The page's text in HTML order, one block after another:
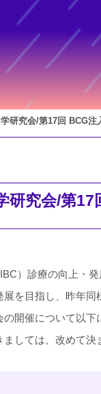
究会/第17回 BCG注
研究会/第17
）診療の向上・
を目指し、昨年同
開催について以下
しては、改めて決